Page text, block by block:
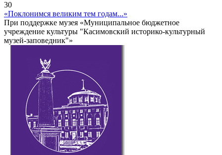
30
«Поклонимся великим тем годам...»
При поддержке музея «Муниципальное бюджетное
учреждение культуры "Касимовский историко-культурный
музей-заповедник"»